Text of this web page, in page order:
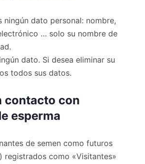
ningún dato personal: nombre,
… solo su nombre de
dato. Si desea eliminar su
todos sus datos.
contacto con
esperma
de semen como futuros
registrados como «Visitantes»